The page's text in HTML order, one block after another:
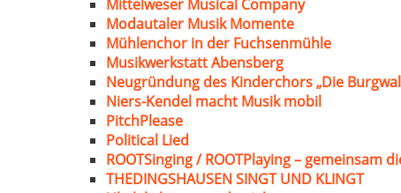
Mittelweser Musical Company
Modautaler Musik Momente
Mühlenchor in der Fuchsenmühle
Musikwerkstatt Abensberg
Neugründung des Kinderchors „Die
Niers-Kendel macht Musik mobil
PitchPlease
Political Lied
ROOTSinging / ROOTPlaying – gemeinsam
THEDINGSHAUSEN SINGT UND KLINGT